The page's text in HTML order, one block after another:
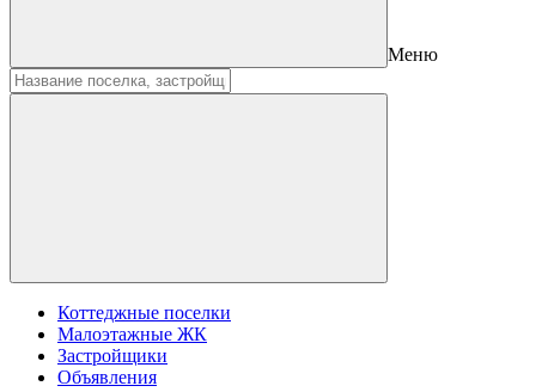
Меню
Коттеджные поселки
Малоэтажные ЖК
Застройщики
Объявления